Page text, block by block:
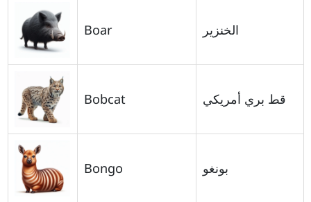
Boar الخنزير
Bobcat قط بري أمريكي
Bongo بونغو